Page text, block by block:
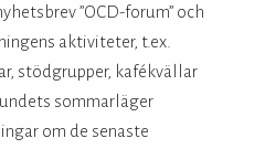
”OCD-forum” och
aktiviteter, t.ex.
stödgrupper, kafékvällar
sommarläger
om de senaste